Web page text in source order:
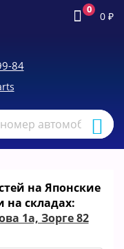
0
0 ₽
84
на Японские
складах:
1а, Зорге 82